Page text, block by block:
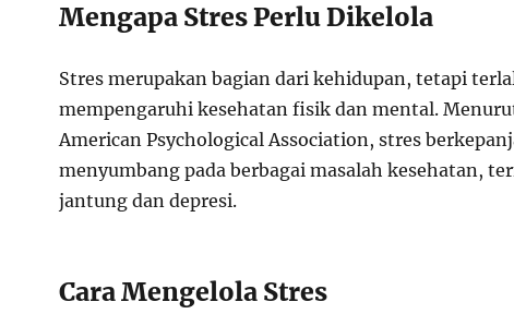
Mengapa Stres Perlu Dikelola
Stres merupakan bagian dari kehidupan, tetapi
mempengaruhi kesehatan fisik dan mental.
American Psychological Association, stres
menyumbang pada berbagai masalah kesehatan,
jantung dan depresi.
Cara Mengelola Stres